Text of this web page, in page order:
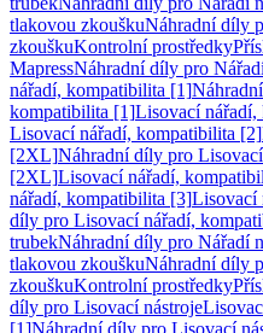
tlakovou zkouškuNáhradní díly
zkouškuKontrolní prostředky
MapressNáhradní díly pro
nářadí, kompatibilita [1]
kompatibilita [1]Lisovací
Lisovací nářadí, kompatibilita [2]
[2XL]Náhradní díly pro
[2XL]Lisovací nářadí,
nářadí, kompatibilita [3]Lisovací
díly pro Lisovací nářadí,
trubekNáhradní díly pro Nářadí
tlakovou zkouškuNáhradní díly
zkouškuKontrolní prostředky
díly pro Lisovací nástroje
[1]Náhradní díly pro Lisovací